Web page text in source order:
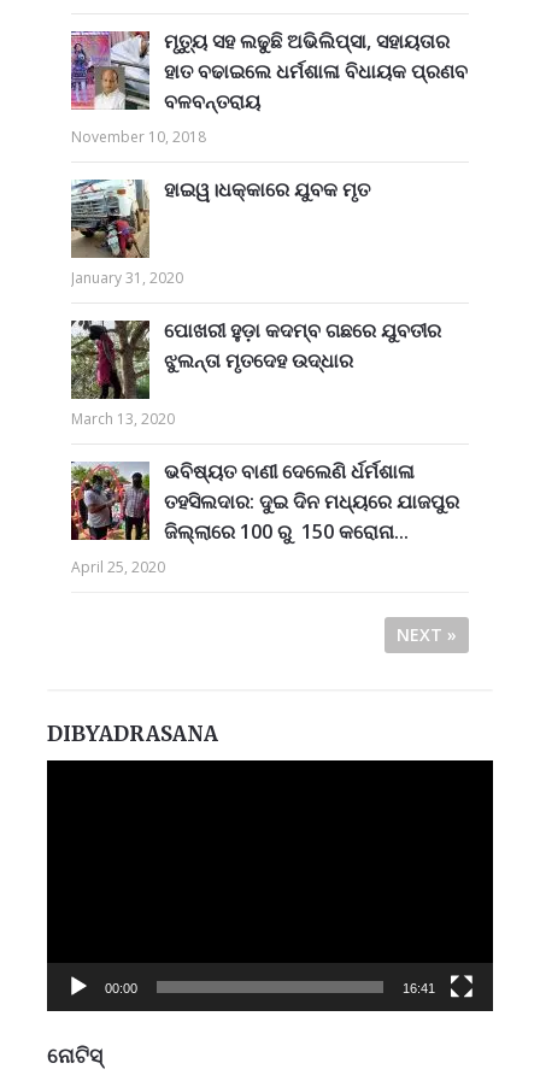
ମୃତ୍ୟୁ ସହ ଲଢୁଛି ଅଭିଲିପ୍ସା, ସହାୟତାର
ହାତ ବଢାଇଲେ ଧର୍ମଶାଳା ବିଧାୟକ ପ୍ରଣବ
ବଳବନ୍ତରାୟ
November 10, 2018
ହାଇୱ।ଧକ୍କାରେ ଯୁବକ ମୃତ
January 31, 2020
ପୋଖରୀ ହୁଡ଼ା କଦମ୍ବ ଗଛରେ ଯୁବତୀର
ଝୁଲନ୍ତା ମୃତଦେହ ଉଦ୍ଧାର
March 13, 2020
ଭବିଷ୍ୟତ ବାଣୀ ଦେଲେଣି ର୍ଧର୍ମଶାଳା
ତହସିଲଦାର: ଦୁଇ ଦିନ ମଧ୍ୟରେ ଯାଜପୁର
ଜିଲ୍ଲାରେ 100 ରୁ 150 କରୋନା...
April 25, 2020
NEXT »
DIBYADRASANA
00:00 16:41
ନୋଟିସ୍